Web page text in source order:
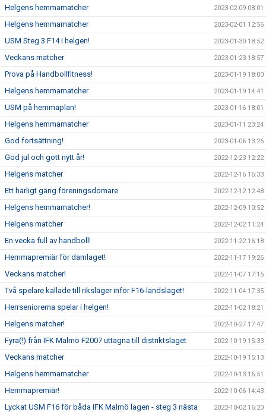
Helgens hemmamatcher 2023-02-09 08:01
Helgens hemmamatcher 2023-02-01 12:56
USM Steg 3 F14 i helgen! 2023-01-30 18:52
Veckans matcher 2023-01-23 18:57
Prova på Handbollfitness! 2023-01-19 18:00
Helgens hemmamatcher 2023-01-19 14:41
USM på hemmaplan! 2023-01-16 18:01
Helgens hemmamatcher 2023-01-11 23:24
God fortsättning! 2023-01-06 13:26
God jul och gott nytt år! 2022-12-23 12:22
Helgens matcher 2022-12-16 16:33
Ett härligt gäng föreningsdomare 2022-12-12 12:48
Helgens hemmamatcher! 2022-12-09 10:52
Helgens matcher 2022-12-02 11:24
En vecka full av handboll! 2022-11-22 16:18
Hemmapremiär för damlaget! 2022-11-17 19:26
Veckans matcher! 2022-11-07 17:15
Två spelare kallade till riksläger inför F16-landslaget! 2022-11-04 17:35
Herrseniorerna spelar i helgen! 2022-11-02 18:21
Helgens matcher! 2022-10-27 17:47
Fyra(!) från IFK Malmö F2007 uttagna till distriktslaget 2022-10-19 15:33
Veckans matcher 2022-10-19 15:13
Helgens hemmamatcher 2022-10-13 16:51
Hemmapremiär! 2022-10-06 14:43
Lyckat USM F16 för båda IFK Malmö lagen - steg 3 nästa 2022-10-02 16:20